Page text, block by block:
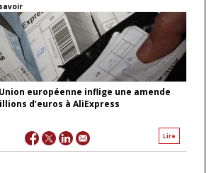
européenne inflige une amende
d’euros à AliExpress
Lire